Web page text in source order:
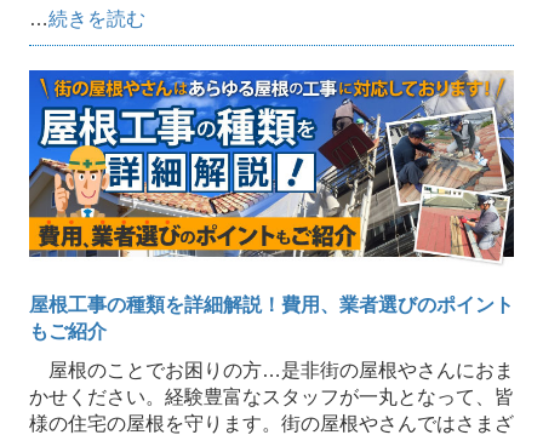
…続きを読む
屋根工事の種類を詳細解説！費用、業者選びのポイント
もご紹介
屋根のことでお困りの方…是非街の屋根やさんにおま
かせください。経験豊富なスタッフが一丸となって、皆
様の住宅の屋根を守ります。街の屋根やさんではさまざ